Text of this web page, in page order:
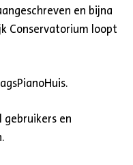
en bijna
Conservatorium loopt
en